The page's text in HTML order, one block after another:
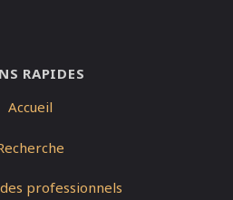
RAPIDES
Accueil
professionnels